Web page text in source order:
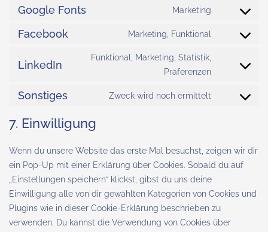
Google Fonts Marketing
Consent
Facebook Marketing, Funktional
Consent
service
LinkedIn
Funktional, Marketing, Statistik,
Präferenzen
Consent
service
Sonstiges Zweck wird noch ermittelt
Consent
sonstiges
7. Einwilligung
Wenn du unsere Website das erste Mal besuchst, zeigen wir dir
ein Pop-Up mit einer Erklärung über Cookies. Sobald du auf
„Einstellungen speichern“ klickst, gibst du uns deine
Einwilligung alle von dir gewählten Kategorien von Cookies und
Plugins wie in dieser Cookie-Erklärung beschrieben zu
verwenden. Du kannst die Verwendung von Cookies über